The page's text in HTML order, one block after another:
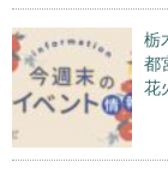
栃
都
花